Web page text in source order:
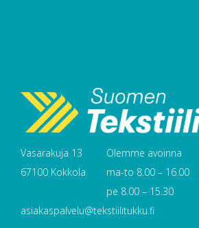
Vasarakuja 13
67100 Kokkola
Olemme avoinna
ma-to 8.00 – 16.00
pe 8.00 – 15.30
asiakaspalvelu@tekstiilitukku.fi